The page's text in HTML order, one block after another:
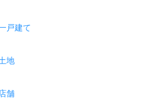
戸建て
地
舗